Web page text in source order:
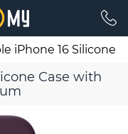
iPhone 16 Silicone
Case with